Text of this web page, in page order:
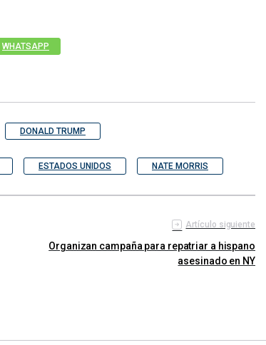
WHATSAPP
DONALD TRUMP
ESTADOS UNIDOS NATE MORRIS
Artículo siguiente
Organizan campaña para repatriar a hispano
asesinado en NY